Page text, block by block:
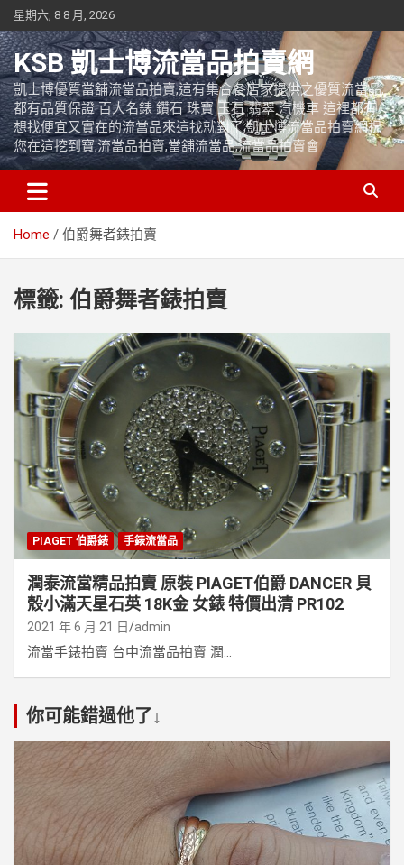
Skip
to
content
星期六, 8 8 月, 2026
KSB 凱士博流當品拍賣網
凱士博優質當舖流當品拍賣,這有集合各店家提供之優質流當品,
都有品質保證 百大名錶 鑽石 珠寶 玉石 翡翠 汽機車 這裡都有
想找便宜又實在的流當品來這找就對了,凱士博流當品拍賣網祝
您在這挖到寶,流當品拍賣,當舖流當品,流當品拍賣會
Home 伯爵舞者錶拍賣
標籤: 伯爵舞者錶拍賣
PIAGET 伯爵錶 手錶流當品
潤泰流當精品拍賣 原裝 PIAGET伯爵 DANCER 貝
殼小滿天星石英 18K金 女錶 特價出清 PR102
2021 年 6 月 21 日 admin
流當手錶拍賣 台中流當品拍賣 潤...
你可能錯過他了↓